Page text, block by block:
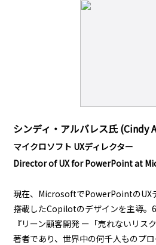
シンディ・アルバレス氏 (Cindy
マイクロソフト UXディレクター
Directorof UX for PowerPoint at
現在、MicrosoftでPowerPointのUX
搭載したCopilotのデザインを主導。
『リーン顧客開発 ー「売れないリス
著者であり、世界中の何千人ものプ